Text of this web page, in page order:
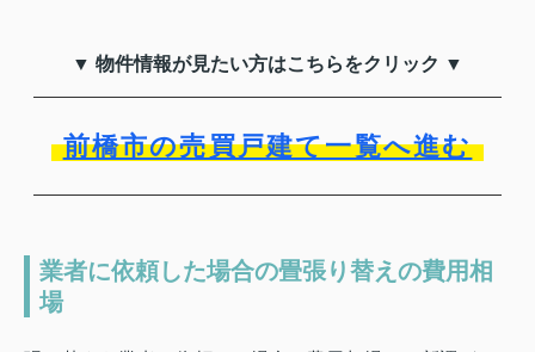
▼ 物件情報が見たい方はこちらをクリック ▼
前橋市の売買戸建て一覧へ進む
業者に依頼した場合の畳張り替えの費用相
場